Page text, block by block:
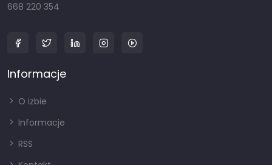
668 220 354
Informacje
O izbie
Informacje
RSS